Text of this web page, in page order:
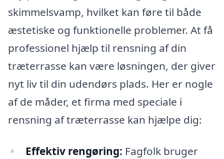
skimmelsvamp, hvilket kan føre til både
æstetiske og funktionelle problemer. At få
professionel hjælp til rensning af din
træterrasse kan være løsningen, der giver
nyt liv til din udendørs plads. Her er nogle
af de måder, et firma med speciale i
rensning af træterrasse kan hjælpe dig:
Effektiv rengøring: Fagfolk bruger